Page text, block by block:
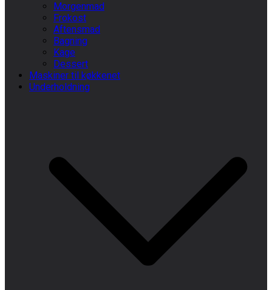
Morgenmad
Frokost
Aftensmad
Bagning
Kage
Dessert
Maskiner til køkkenet
Underholdning